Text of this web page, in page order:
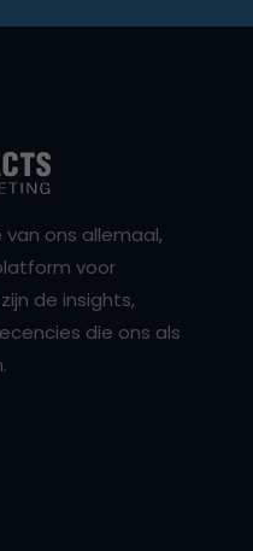
ons allemaal,
voor
de insights,
die ons als